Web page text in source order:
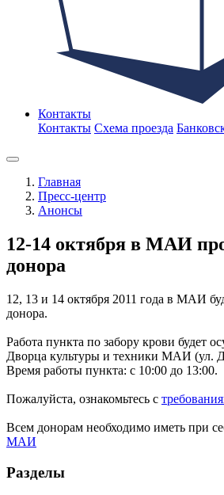
Контакты
Контакты Схема проезда
Главная
Пресс-центр
Анонсы
12-14 октября в МАИ
донора
12, 13 и 14 октября 2011 года в МАИ
донора.
Работа пункта по забору крови будет
Дворца культуры и техники МАИ (ул.
Время работы пункта: с 10:00 до 13:00.
Пожалуйста, ознакомьтесь с
Всем донорам необходимо иметь при
МАИ
Разделы